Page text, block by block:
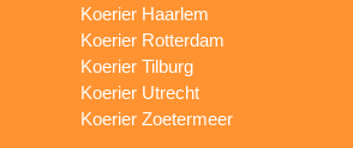
Koerier Haarlem
Koerier Rotterdam
Koerier Tilburg
Koerier Utrecht
Koerier Zoetermeer